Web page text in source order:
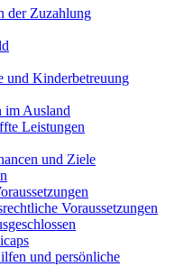
der Zuzahlung
und Kinderbetreuung
im Ausland
Leistungen
und Ziele
Voraussetzungen
und persönliche